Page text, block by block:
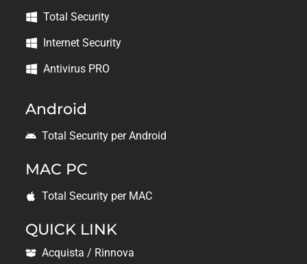
Total Security
Internet Security
Antivirus PRO
Android
Total Security per Android
MAC PC
Total Security per MAC
QUICK LINK
Acquista / Rinnova